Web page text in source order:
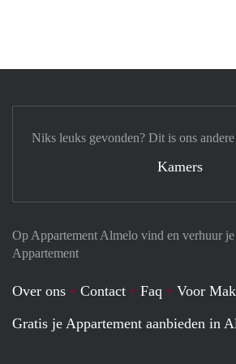
Op Appartement Almelo vind en verhuur
Appartement
Over ons Contact Faq
Voor
Gratis je Appartement aanbieden in
Niks leuks gevonden? Dit is ons
Kamers